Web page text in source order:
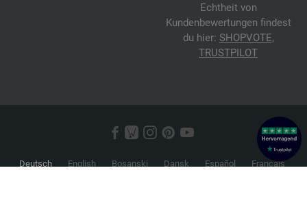
Echtheit von
Kundenbewertungen findest
du hier: SHOPVOTE,
TRUSTPILOT
Deutsch English Bosanski Dansk Español
Français